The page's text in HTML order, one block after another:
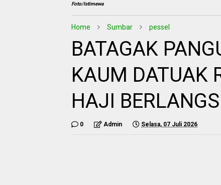
Foto/Istimewa
Home Sumbar pessel
BATAGAK
KAUM DATUAK
HAJI
0 Admin Selasa, 07 Juli 2026